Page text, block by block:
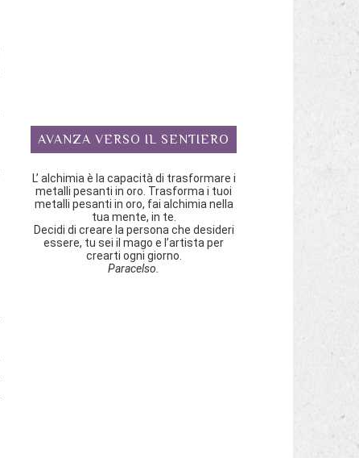
AVANZA VERSO IL SENTIERO
L’ alchimia è la capacità di trasformare i
metalli pesanti in oro. Trasforma i tuoi
metalli pesanti in oro, fai alchimia nella
tua mente, in te.
Decidi di creare la persona che desideri
essere, tu sei il mago e l’artista per
crearti ogni giorno.
Paracelso.